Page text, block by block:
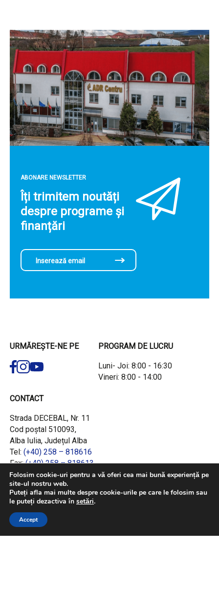
ABONARE NEWSLETTER
Îți trimitem noutăți
despre programe și
finanțări
URMĂREȘTE-NE PE PROGRAM DE LUCRU
Luni- Joi: 8:00 - 16:30
Vineri: 8:00 - 14:00
CONTACT
Strada DECEBAL, Nr. 11
Cod poștal 510093,
Alba Iulia, Județul Alba
Tel: (+40) 258 – 818616
Fax:(+40) 258 – 818613
Email:office@adrcentru.ro
LINK-URI RAPIDE
Consiliul European
Jurnalul Oficial al Uniunii Europene
Folosim cookie-uri pentru a vă oferi cea mai bună experiență pe
site-ul nostru web.
Puteți afla mai multe despre cookie-urile pe care le folosim sau
le puteți dezactiva în setări.
Accept